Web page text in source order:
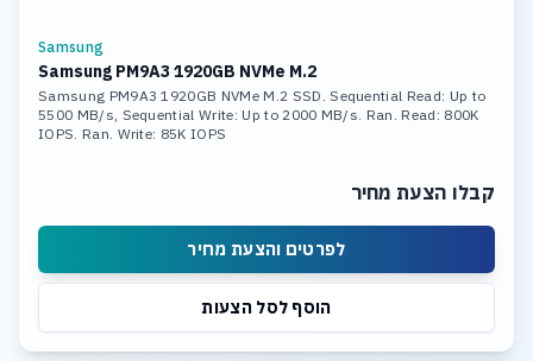
Samsung
Samsung PM9A3 1920GB NVMe M.2
Samsung PM9A3 1920GB NVMe M.2 SSD. Sequential Read: Up to
5500 MB/s, Sequential Write: Up to 2000 MB/s. Ran. Read: 800K
IOPS. Ran. Write: 85K IOPS
קבלו הצעת מחיר
לפרטים והצעת מחיר
הוסף לסל הצעות